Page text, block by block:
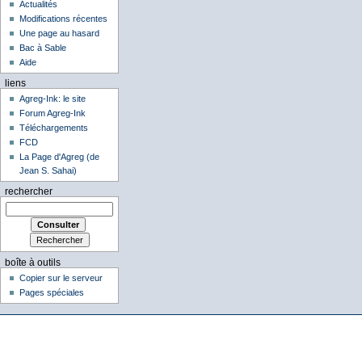
Actualités
Modifications récentes
Une page au hasard
Bac à Sable
Aide
liens
Agreg-Ink: le site
Forum Agreg-Ink
Téléchargements
FCD
La Page d'Agreg (de
Jean S. Sahai)
rechercher
boîte à outils
Copier sur le serveur
Pages spéciales